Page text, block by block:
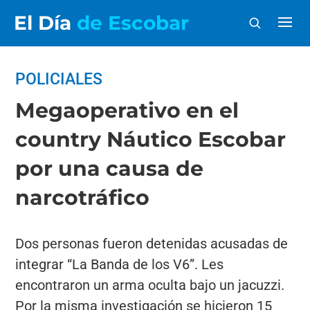
El Día de Escobar
POLICIALES
Megaoperativo en el
country Náutico Escobar
por una causa de
narcotráfico
Dos personas fueron detenidas acusadas de
integrar “La Banda de los V6”. Les
encontraron un arma oculta bajo un jacuzzi.
Por la misma investigación se hicieron 15